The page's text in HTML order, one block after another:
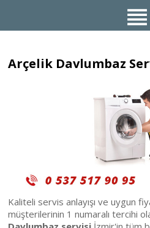
Arçelik Davlumbaz
Kaliteli servis anlayışı ve uygun
müşterilerinin 1 numaralı tercihi